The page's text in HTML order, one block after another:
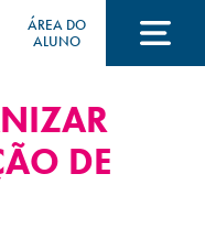
ÁREA DO
ALUNO
DE